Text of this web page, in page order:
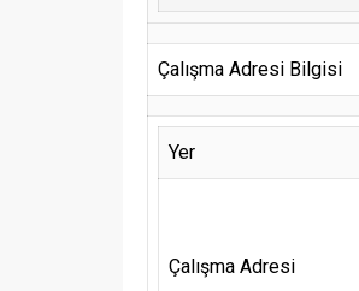
Çalışma Adresi Bilgisi
Yer
Çalışma Adresi